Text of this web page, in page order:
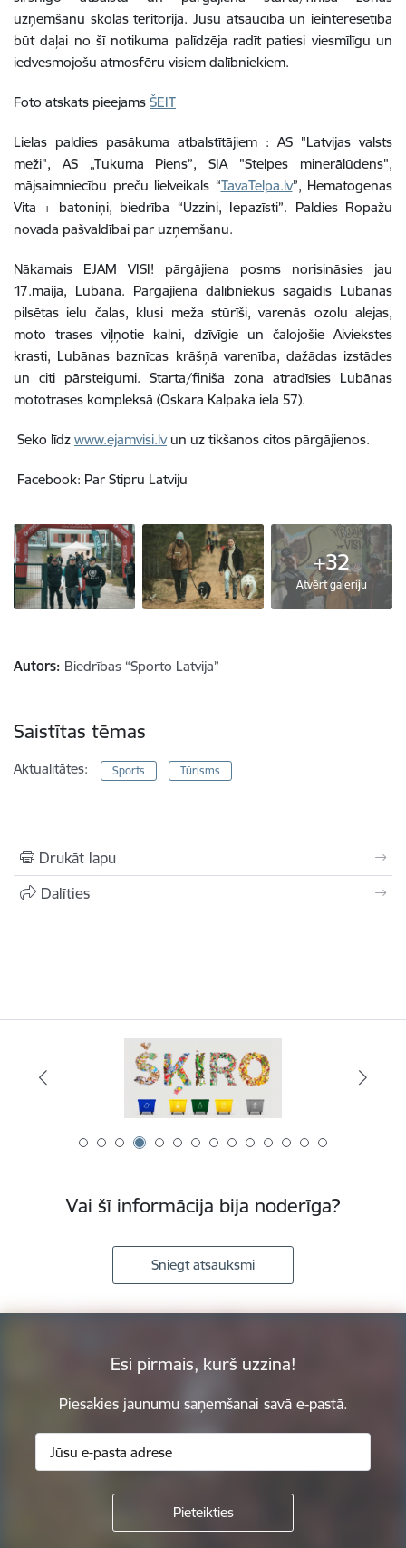
uzņemšanu skolas teritorijā. Jūsu atsaucība un ieinteresētība
būt daļai no šī notikuma palīdzēja radīt patiesi viesmīlīgu un
iedvesmojošu atmosfēru visiem dalībniekiem.
Foto atskats pieejams ŠEIT
Lielas paldies pasākuma atbalstītājiem : AS "Latvijas valsts
meži", AS „Tukuma Piens”, SIA "Stelpes minerālūdens",
mājsaimniecību preču lielveikals “TavaTelpa.lv”, Hematogenas
Vita + batoniņi, biedrība “Uzzini, Iepazīsti”. Paldies Ropažu
novada pašvaldībai par uzņemšanu.
Nākamais EJAM VISI! pārgājiena posms norisināsies jau
17.maijā, Lubānā. Pārgājiena dalībniekus sagaidīs Lubānas
pilsētas ielu čalas, klusi meža stūrīši, varenās ozolu alejas,
moto trases viļņotie kalni, dzīvīgie un čalojošie Aiviekstes
krasti, Lubānas baznīcas krāšņā varenība, dažādas izstādes
un citi pārsteigumi. Starta/finiša zona atradīsies Lubānas
mototrases kompleksā (Oskara Kalpaka iela 57).
Seko līdz www.ejamvisi.lvun uz tikšanos citos pārgājienos.
Facebook: Par Stipru Latviju
+32
Atvērt galeriju
Autors: Biedrības “Sporto Latvija”
Saistītas tēmas
Aktualitātes: Sports Tūrisms
Drukāt lapu
Dalīties
Vai šī informācija bija noderīga?
Sniegt atsauksmi
Esi pirmais, kurš uzzina!
Piesakies jaunumu saņemšanai savā e-pastā.